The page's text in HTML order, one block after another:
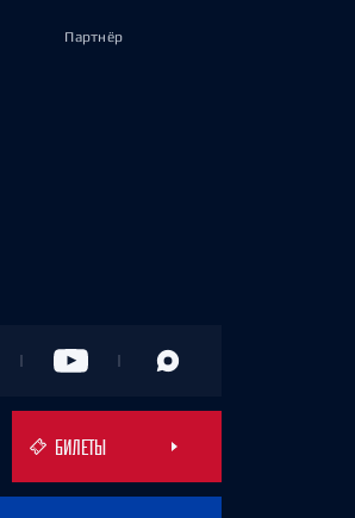
Партнёр
БИЛЕТЫ